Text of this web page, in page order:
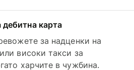
карта
за надценки на
високи такси за
харчите в чужбина.